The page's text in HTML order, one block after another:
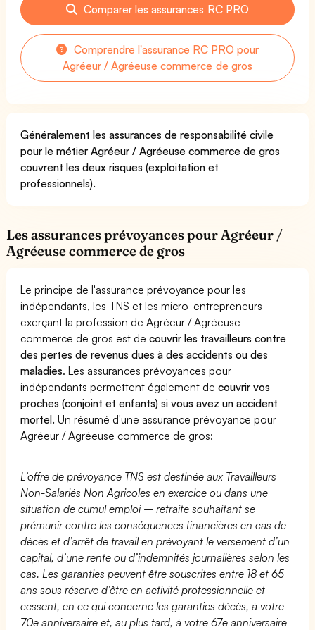
Comparer les assurances RC PRO
Comprendre l'assurance RC PRO pour
Agréeur / Agréeuse commerce de gros
Généralement les assurances de responsabilité civile
pour le métier Agréeur / Agréeuse commerce de gros
couvrent les deux risques (exploitation et
professionnels).
Les assurances prévoyances pour Agréeur /
Agréeuse commerce de gros
Le principe de l'assurance prévoyance pour les
indépendants, les TNS et les micro-entrepreneurs
exerçant la profession de Agréeur / Agréeuse
commerce de gros est decouvrir les travailleurs contre
des pertes de revenus dues à des accidents ou des
maladies. Les assurances prévoyances pour
indépendants permettent également decouvrir vos
proches (conjoint et enfants) si vous avez un accident
mortel. Un résumé d'une assurance prévoyance pour
Agréeur / Agréeuse commerce de gros:
L’offre de prévoyance TNS est destinée aux Travailleurs
Non-Salariés Non Agricoles en exercice ou dans une
situation de cumul emploi – retraite souhaitant se
prémunir contre les conséquences financières en cas de
décès et d’arrêt de travail en prévoyant le versement d’un
capital, d’une rente ou d’indemnités journalières selon les
cas. Les garanties peuvent être souscrites entre 18 et 65
ans sous réserve d’être en activité professionnelle et
cessent, en ce qui concerne les garanties décès, à votre
70e anniversaire et, au plus tard, à votre 67e anniversaire